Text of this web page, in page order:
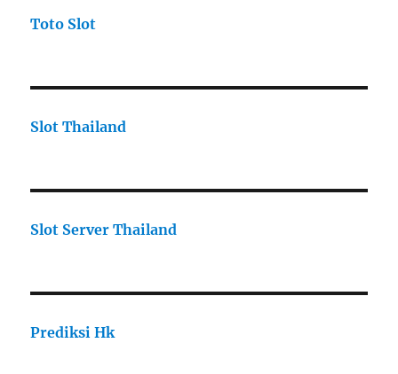
Toto Slot
Slot Thailand
Slot Server Thailand
Prediksi Hk